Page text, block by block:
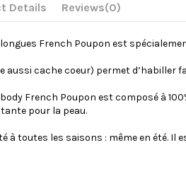
Details Reviews(0)
French Poupon est
aussi cache coeur) permet
French Poupon est composé à
pour la peau.
à toutes les saisons : même en été. Il